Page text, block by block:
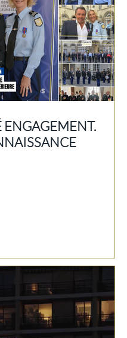
ENGAGEMENT.